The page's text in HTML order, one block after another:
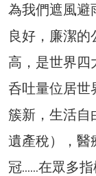
為我們遮風避
良好，廉潔
高，是世界四
呑吐量位居世
簇新，生活自
遺產稅），醫
冠……在眾多